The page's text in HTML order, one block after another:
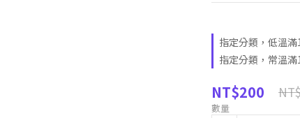
指定分類，低溫
指定分類，常溫
NT$200
數量